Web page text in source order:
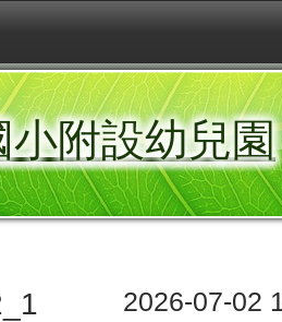
小附設幼兒園
2026-07-02